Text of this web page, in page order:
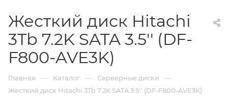
Жесткий диск Hitachi
3Tb 7.2K SATA 3.5'' (DF-
F800-AVE3K)
Главная — Каталог — Серверные диски —
Жесткий диск Hitachi 3Tb 7.2K SATA 3.5'' (DF-F800-AVE3K)